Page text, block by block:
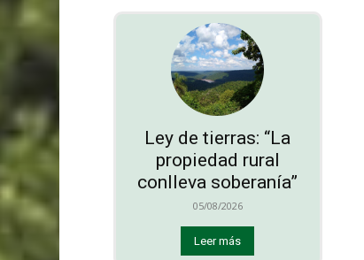
Ley de tierras: “La
propiedad rural
conlleva soberanía”
05/08/2026
Leer más